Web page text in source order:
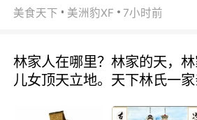
美食天下 美洲豹XF 7小时前
林家人在哪里？林家的天，
儿女顶天立地。天下林氏一家